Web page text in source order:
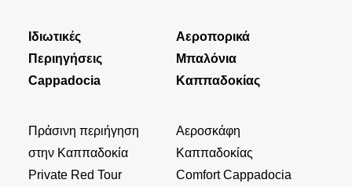
Ιδιωτικές
Περιηγήσεις
Cappadocia
Πράσινη περιήγηση
στην Καππαδοκία
Private Red Tour
Αεροπορικά
Μπαλόνια
Καππαδοκίας
Αεροσκάφη
Καππαδοκίας
Comfort Cappadocia